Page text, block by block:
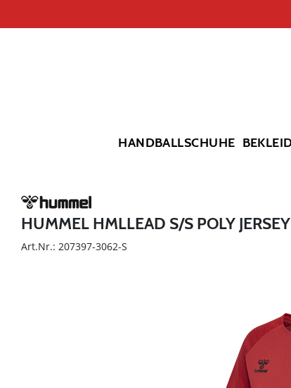
HANDBALLSCHUHE
HUMMEL HMLLEAD S/S POLY
Art.Nr.: 207397-3062-S